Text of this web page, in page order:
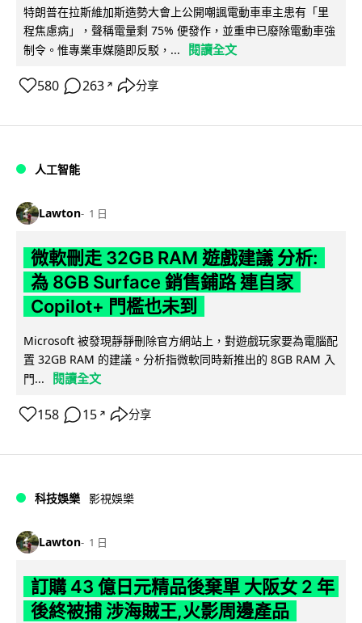
特朗普在拉斯維加斯造勢大會上公開嘲諷電動車車主患有「里
程焦慮病」，聲稱電量剩 75% 便發作，並重申已廢除電動車強
制令。惟專業車媒隨即反駁，...
閱讀全文
580 263 ↗ 分享
人工智能
Lawton 1 日
微軟刪走 32GB RAM 遊戲建議 分析:
為 8GB Surface 銷售鋪路 連自家
Copilot+ 門檻也未到
Microsoft 被發現靜靜刪除官方網站上，對遊戲玩家要為電腦配
置 32GB RAM 的建議。分析指微軟同時新推出的 8GB RAM 入
門...
閱讀全文
158 15 ↗ 分享
科技娛樂 影視娛樂
Lawton 1 日
訂購 43 億日元精品後棄單 大阪女 2 年
後終被捕 涉海賊王,火影周邊產品